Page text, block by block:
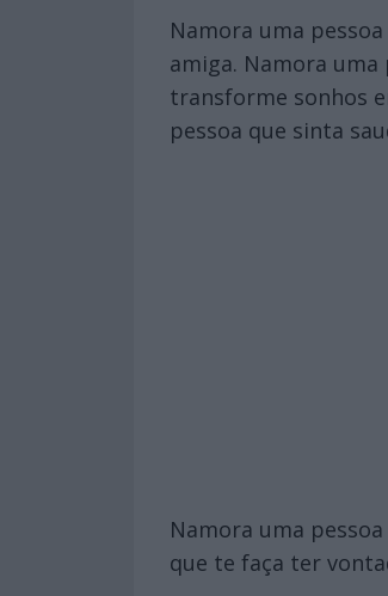
Namora uma
amiga. Namora
transforme sonhos
pessoa que sinta
Namora uma
que te faça ter